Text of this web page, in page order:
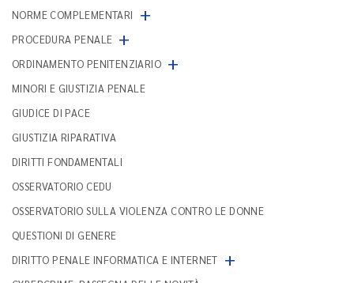
NORME COMPLEMENTARI
+
PROCEDURA PENALE +
ORDINAMENTO PENITENZIARIO +
MINORI E GIUSTIZIA PENALE
GIUDICE DI PACE
GIUSTIZIA RIPARATIVA
DIRITTI FONDAMENTALI
OSSERVATORIO CEDU
OSSERVATORIO SULLA VIOLENZA CONTRO LE DONNE
QUESTIONI DI GENERE
DIRITTO PENALE INFORMATICA E INTERNET +